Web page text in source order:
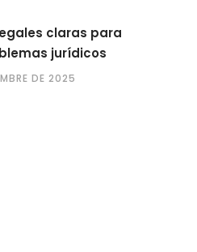
claras para
jurídicos
DE 2025